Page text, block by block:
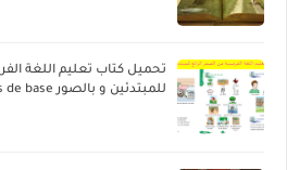
تحميل كتاب تعليم اللغة
للمبتدئين و بالصور français de base